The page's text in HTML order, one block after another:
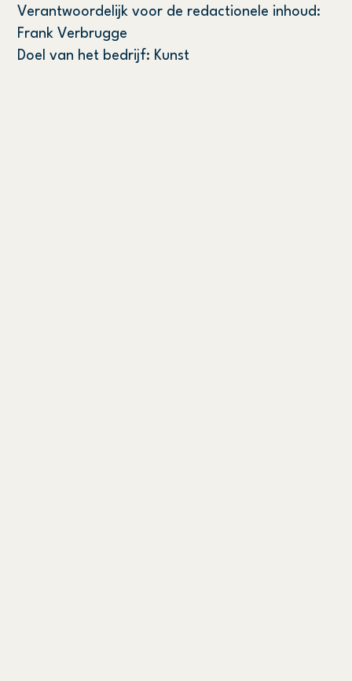
Verantwoordelijk voor de redactionele inhoud:
Frank Verbrugge
Doel van het bedrijf: Kunst